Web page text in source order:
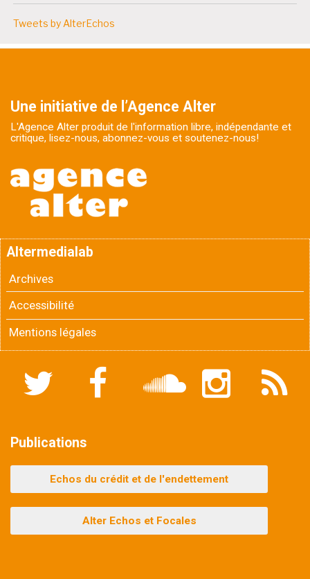
Tweets by AlterEchos
Une initiative de l’Agence Alter
L'Agence Alter produit de l'information libre, indépendante et
critique, lisez-nous, abonnez-vous et soutenez-nous!
Altermedialab
Archives
Accessibilité
Mentions légales
Facebook Soundcloud Instagram
RSS
Publications
Echos du crédit et de l'endettement
Alter Echos et Focales